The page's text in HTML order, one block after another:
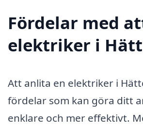
Fördelar med
elektriker i
Att anlita en elektriker i
fördelar som kan göra ditt
enklare och mer effektivt.